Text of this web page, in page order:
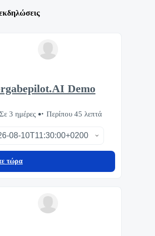
Demo
Σε 3 ημέρες Περίπου 45 λεπτά
τώρα